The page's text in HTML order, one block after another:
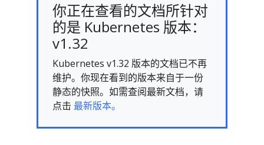
你正在查看的文档所针对
的是 Kubernetes 版本：
v1.32
Kubernetes v1.32 版本的文档已不再
维护。你现在看到的版本来自于一份
静态的快照。如需查阅最新文档，请
点击 最新版本。